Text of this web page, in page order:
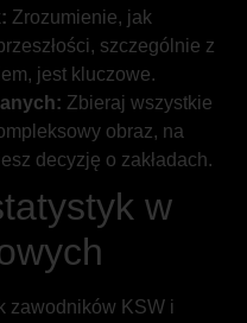
Zrozumienie, jak
szczególnie z
jest kluczowe.
Zbieraj wszystkie
obraz, na
decyzję o zakładach.
w
zawodników KSW i